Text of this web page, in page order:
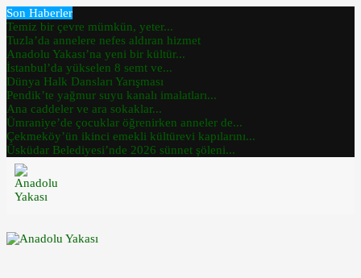
Son Haberler
Temiz bir çevre mümkün, yeter...
Tuzla’da annelere nefes aldıran hizmet
Anadolu Yakası’na yeni bir kültür...
İstanbul’da yükselen 8 semt ve...
Dünya Halk Dansları Yarışması
Pendik’te yağmur suyu kanalı imalatları...
Ana caddeler ve ara sokaklar...
Ümraniye’de çocuklar öğrenirken anneler de...
Çekmeköy’ün ikinci emekli kültürevi kapılarını...
Üsküdar Belediyesi’nde 2026 sünnet şöleni...